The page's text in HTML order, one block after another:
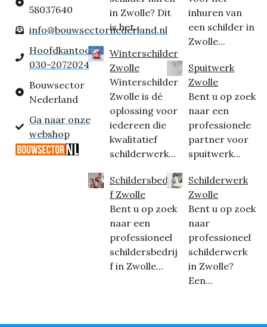
58037640
info@bouwsectornederland.nl
Hoofdkantoor:
030-2072024
Bouwsector
Nederland
Ga naar onze
webshop
in Zwolle? Dit
is het...
Winterschilder
Zwolle
Winterschilder
Zwolle is dé
oplossing voor
iedereen die
kwalitatief
schilderwerk...
Schildersbedrij
f Zwolle
Bent u op zoek
naar een
professioneel
schildersbedrij
f in Zwolle...
inhuren van
een schilder in
Zwolle...
Spuitwerk
Zwolle
Bent u op zoek
naar een
professionele
partner voor
spuitwerk...
Schilderwerk
Zwolle
Bent u op zoek
naar
professioneel
schilderwerk
in Zwolle?
Een...